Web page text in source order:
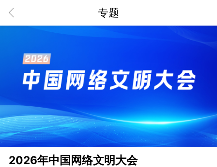
专题
2026年中国网络文明大会